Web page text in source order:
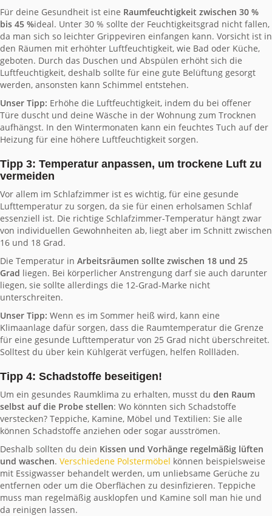
Für deine Gesundheit ist eine Raumfeuchtigkeit zwischen 30 %
bis 45 %ideal. Unter 30 % sollte der Feuchtigkeitsgrad nicht fallen,
da man sich so leichter Grippeviren einfangen kann. Vorsicht ist in
den Räumen mit erhöhter Luftfeuchtigkeit, wie Bad oder Küche,
geboten. Durch das Duschen und Abspülen erhöht sich die
Luftfeuchtigkeit, deshalb sollte für eine gute Belüftung gesorgt
werden, ansonsten kann Schimmel entstehen.
Unser Tipp: Erhöhe die Luftfeuchtigkeit, indem du bei offener
Türe duscht und deine Wäsche in der Wohnung zum Trocknen
aufhängst. In den Wintermonaten kann ein feuchtes Tuch auf der
Heizung für eine höhere Luftfeuchtigkeit sorgen.
Tipp 3: Temperatur anpassen, um trockene Luft zu
vermeiden
Vor allem im Schlafzimmer ist es wichtig, für eine gesunde
Lufttemperatur zu sorgen, da sie für einen erholsamen Schlaf
essenziell ist. Die richtige Schlafzimmer-Temperatur hängt zwar
von individuellen Gewohnheiten ab, liegt aber im Schnitt zwischen
16 und 18 Grad.
Die Temperatur in Arbeitsräumen sollte zwischen 18 und 25
Grad liegen. Bei körperlicher Anstrengung darf sie auch darunter
liegen, sie sollte allerdings die 12-Grad-Marke nicht
unterschreiten.
Unser Tipp: Wenn es im Sommer heiß wird, kann eine
Klimaanlage dafür sorgen, dass die Raumtemperatur die Grenze
für eine gesunde Lufttemperatur von 25 Grad nicht überschreitet.
Solltest du über kein Kühlgerät verfügen, helfen Rollläden.
Tipp 4: Schadstoffe beseitigen!
Um ein gesundes Raumklima zu erhalten, musst du den Raum
selbst auf die Probe stellen: Wo könnten sich Schadstoffe
verstecken? Teppiche, Kamine, Möbel und Textilien: Sie alle
können Schadstoffe anziehen oder sogar ausströmen.
Deshalb sollten du dein Kissen und Vorhänge regelmäßig lüften
und waschen. Verschiedene Polstermöbel können beispielsweise
mit Essigwasser behandelt werden, um unliebsame Gerüche zu
entfernen oder um die Oberflächen zu desinfizieren. Teppiche
muss man regelmäßig ausklopfen und Kamine soll man hie und
da reinigen lassen.